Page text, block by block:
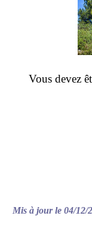
Vous devez
Mis à jour le 04/12/